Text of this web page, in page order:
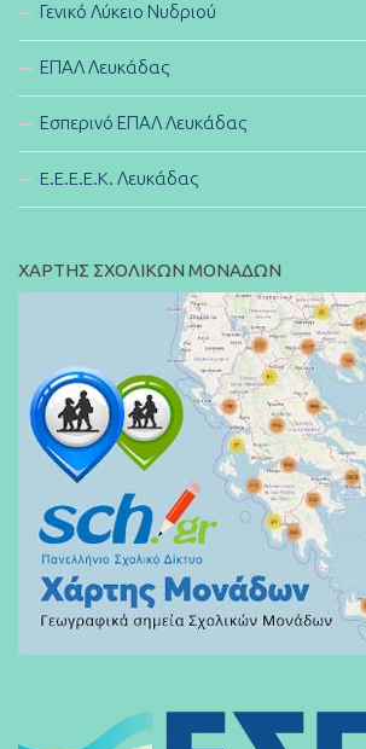
Γενικό Λύκειο Νυδριού
ΕΠΑΛ Λευκάδας
Εσπερινό ΕΠΑΛ Λευκάδας
E.E.E.E.K. Λευκάδας
ΧΑΡΤΗΣ ΣΧΟΛΙΚΩΝ ΜΟΝΑΔΩΝ